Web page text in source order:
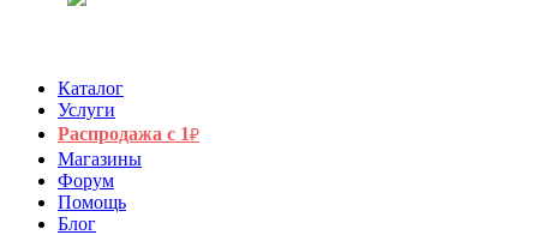
Каталог
Услуги
Распродажа с 1₽
Магазины
Форум
Помощь
Блог